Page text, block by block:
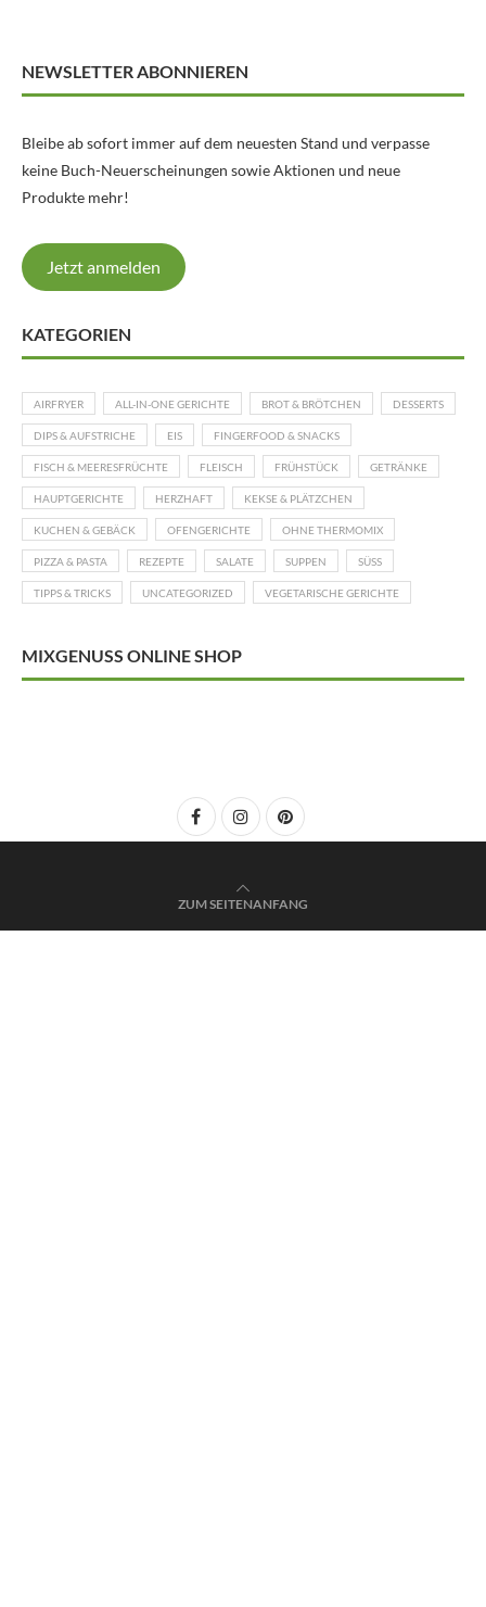
NEWSLETTER ABONNIEREN
Bleibe ab sofort immer auf dem neuesten Stand und verpasse
keine Buch-Neuerscheinungen sowie Aktionen und neue
Produkte mehr!
Jetzt anmelden
KATEGORIEN
AIRFRYER ALL-IN-ONE GERICHTE BROT & BRÖTCHEN DESSERTS
DIPS & AUFSTRICHE EIS FINGERFOOD & SNACKS
FISCH & MEERESFRÜCHTE FLEISCH FRÜHSTÜCK GETRÄNKE
HAUPTGERICHTE HERZHAFT KEKSE & PLÄTZCHEN
KUCHEN & GEBÄCK OFENGERICHTE OHNE THERMOMIX
PIZZA & PASTA REZEPTE SALATE SUPPEN SÜSS
TIPPS & TRICKS UNCATEGORIZED VEGETARISCHE GERICHTE
MIXGENUSS ONLINE SHOP
ZUM SEITENANFANG